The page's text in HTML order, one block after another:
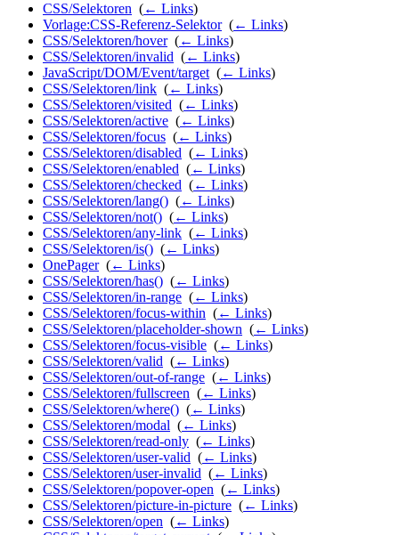
CSS/Selektoren (← Links)
Vorlage:CSS-Referenz-Selektor‎ (← Links)
CSS/Selektoren/hover‎ (← Links)
CSS/Selektoren/invalid (← Links)
JavaScript/DOM/Event/target (← Links)
CSS/Selektoren/link (← Links)
CSS/Selektoren/visited (← Links)
CSS/Selektoren/active (← Links)
CSS/Selektoren/focus (← Links)
CSS/Selektoren/disabled (← Links)
CSS/Selektoren/enabled (← Links)
CSS/Selektoren/checked (← Links)
CSS/Selektoren/lang() (← Links)
CSS/Selektoren/not() (← Links)
CSS/Selektoren/any-link (← Links)
CSS/Selektoren/is() (← Links)
OnePager‎ (← Links)
CSS/Selektoren/has() (← Links)
CSS/Selektoren/in-range (← Links)
CSS/Selektoren/focus-within (← Links)
CSS/Selektoren/placeholder-shown (← Links)
CSS/Selektoren/focus-visible (← Links)
CSS/Selektoren/valid (← Links)
CSS/Selektoren/out-of-range (← Links)
CSS/Selektoren/fullscreen (← Links)
CSS/Selektoren/where() (← Links)
CSS/Selektoren/modal (← Links)
CSS/Selektoren/read-only (← Links)
CSS/Selektoren/user-valid (← Links)
CSS/Selektoren/user-invalid (← Links)
CSS/Selektoren/popover-open (← Links)
CSS/Selektoren/picture-in-picture (← Links)
CSS/Selektoren/open (← Links)